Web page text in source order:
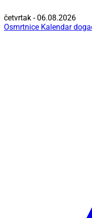
četvrtak - 06.08.2026
Osmrtnice Kalendar